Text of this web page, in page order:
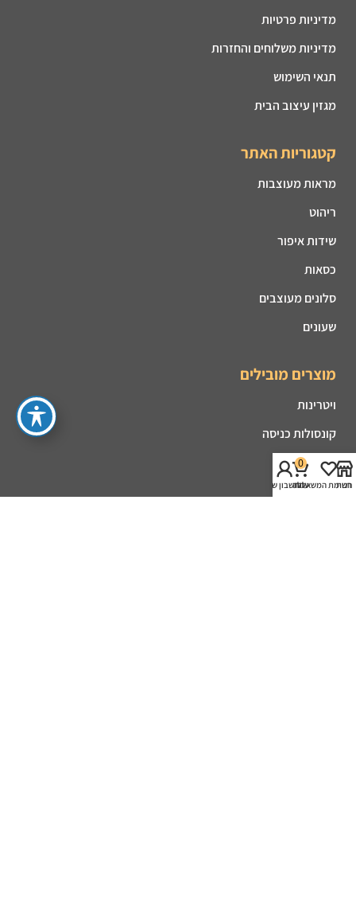
מדיניות פרטיות
מדיניות משלוחים והחזרות
תנאי השימוש
מגזין עיצוב הבית
קטגוריות האתר
מראות מעוצבות
ריהוט
שידות איפור
כסאות
סלונים מעוצבים
שעונים
מוצרים מובילים
ויטרינות
קונסולות כניסה
פינות אוכל
מזנוניםחנות
רשימת המשאלות
0
עגלה
החשבון שלי